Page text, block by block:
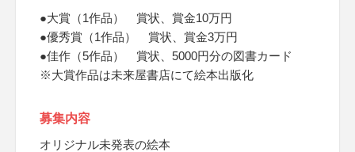
●大賞（1作品） 賞状、賞金10万円
●優秀賞（1作品） 賞状、賞金3万円
●佳作（5作品） 賞状、5000円分の図書カード
※大賞作品は未来屋書店にて絵本出版化
募集内容
オリジナル未発表の絵本